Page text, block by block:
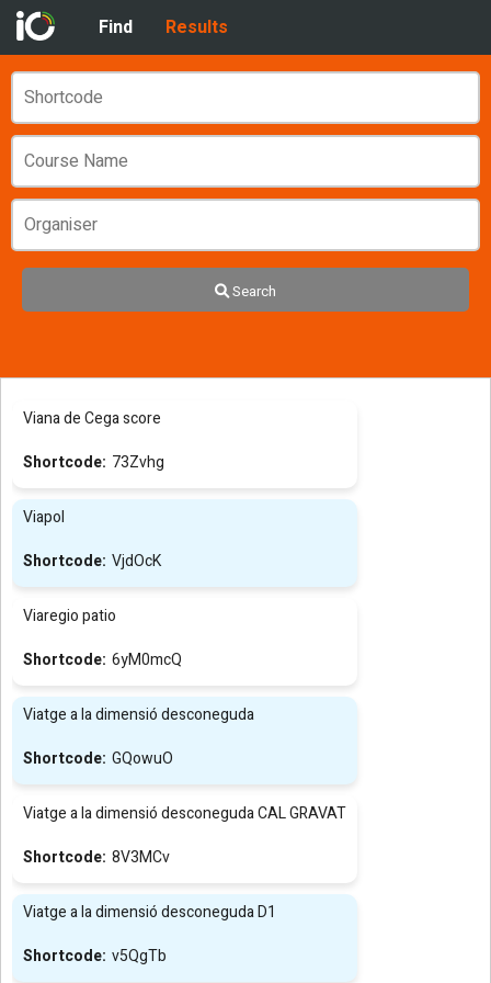
Find Results
Search
Viana de Cega score
73Zvhg
Viapol
VjdOcK
Viaregio patio
6yM0mcQ
Viatge a la dimensió desconeguda
GQowuO
Viatge a la dimensió desconeguda CAL GRAVAT
8V3MCv
Viatge a la dimensió desconeguda D1
v5QgTb